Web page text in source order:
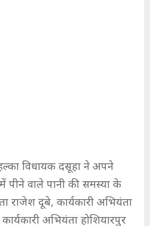
विधायक दसूहा ने अपने
में पीने वाले पानी की समस्या के
राजेश दूबे, कार्यकारी अभियंता
अभियंता होशियारपुर